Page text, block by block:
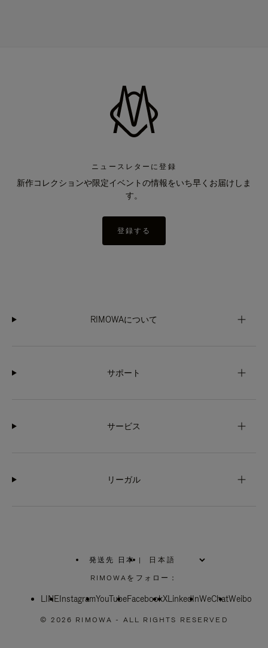
ニュースレターに登録
新作コレクションや限定イベントの情報をいち早くお届けしま
す。
登録する
RIMOWAについて
サポート
サービス
リーガル
発送先 日本
お
住
い
域
|
RIMOWAをフォロー：
LINEInstagramYouTubeFacebookXLinkedInWeChatWeibo
© 2026 RIMOWA - ALL RIGHTS RESERVED